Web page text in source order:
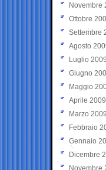
Novembre
Ottobre
Settembre
Agosto
Luglio 2009
Giugno
Maggio
Aprile 2009
Marzo 2009
Febbraio
Gennaio
Dicembre
Novembre